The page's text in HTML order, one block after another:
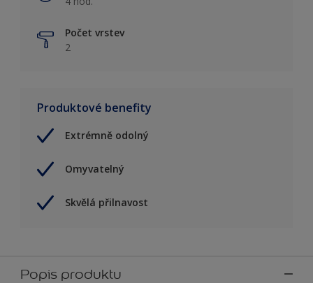
Počet vrstev
2
Produktové benefity
Extrémně odolný
Omyvatelný
Skvělá přilnavost
Popis produktu